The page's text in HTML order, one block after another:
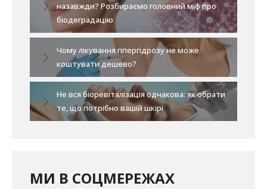
назавжди? Розбираємо головний міф про
біодеградацію
Чому лікування гіпергідрозу не може
коштувати дешево?
Не вся біоревіталізація однакова: як обрати
те, що потрібно вашій шкірі
МИ В СОЦМЕРЕЖАХ